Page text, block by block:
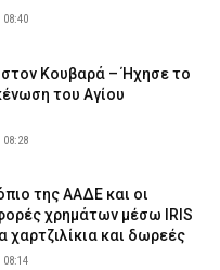
Κουβαρά – Ήχησε το
του Αγίου
της ΑΑΔΕ και οι
χρημάτων μέσω IRIS
χαρτζιλίκια και δωρεές